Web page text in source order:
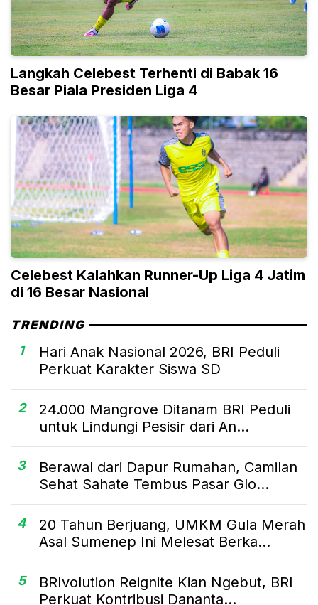
Langkah Celebest Terhenti di Babak 16
Besar Piala Presiden Liga 4
Celebest Kalahkan Runner-Up Liga 4 Jatim
di 16 Besar Nasional
TRENDING
1
Hari Anak Nasional 2026, BRI Peduli
Perkuat Karakter Siswa SD
2
24.000 Mangrove Ditanam BRI Peduli
untuk Lindungi Pesisir dari An...
3
Berawal dari Dapur Rumahan, Camilan
Sehat Sahate Tembus Pasar Glo...
4
20 Tahun Berjuang, UMKM Gula Merah
Asal Sumenep Ini Melesat Berka...
5
BRIvolution Reignite Kian Ngebut, BRI
Perkuat Kontribusi Dananta...